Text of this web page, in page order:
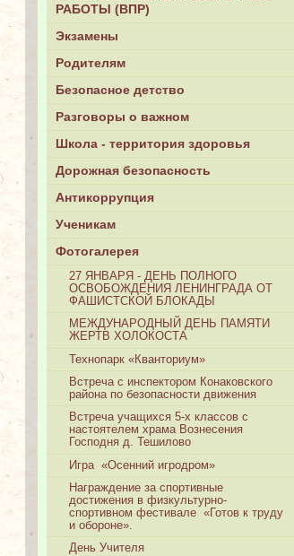
РАБОТЫ (ВПР)
Экзамены
Родителям
Безопасное детство
Разговоры о важном
Школа - территория здоровья
Дорожная безопасность
Антикоррупция
Ученикам
Фотогалерея
27 ЯНВАРЯ - ДЕНЬ ПОЛНОГО
ОСВОБОЖДЕНИЯ ЛЕНИНГРАДА ОТ
ФАШИСТСКОЙ БЛОКАДЫ
МЕЖДУНАРОДНЫЙ ДЕНЬ ПАМЯТИ
ЖЕРТВ ХОЛОКОСТА
Технопарк «Кванториум»
Встреча с инспектором Конаковского
района по безопасности движения
Встреча учащихся 5-х классов с
настоятелем храма Вознесения
Господня д. Тешилово
Игра «Осенний игродром»
Награждение за спортивные
достижения в физкультурно-
спортивном фестивале «Готов к труду
и обороне».
День Учителя